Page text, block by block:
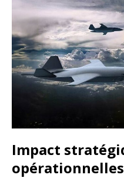
Impact
opérationnelles